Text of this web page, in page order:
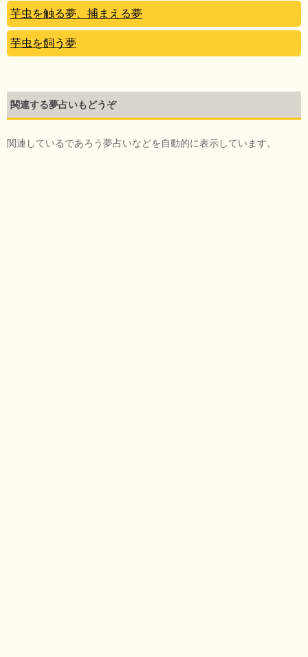
芋虫を触る夢、捕まえる夢
芋虫を飼う夢
関連する夢占いもどうぞ
関連しているであろう夢占いなどを自動的に表示しています。